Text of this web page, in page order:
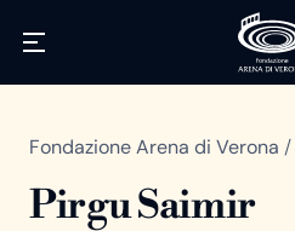
Fondazione Arena di Verona /
Pirgu Saimir